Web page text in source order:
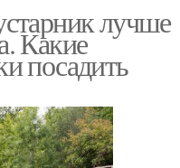
лучше
Какие
посадить